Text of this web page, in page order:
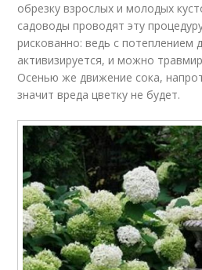
обрезку взрослых и молодых
садоводы проводят эту
рискованно: ведь с потеплением
активизируется, и можно
Осенью же движение сока,
значит вреда цветку не будет.